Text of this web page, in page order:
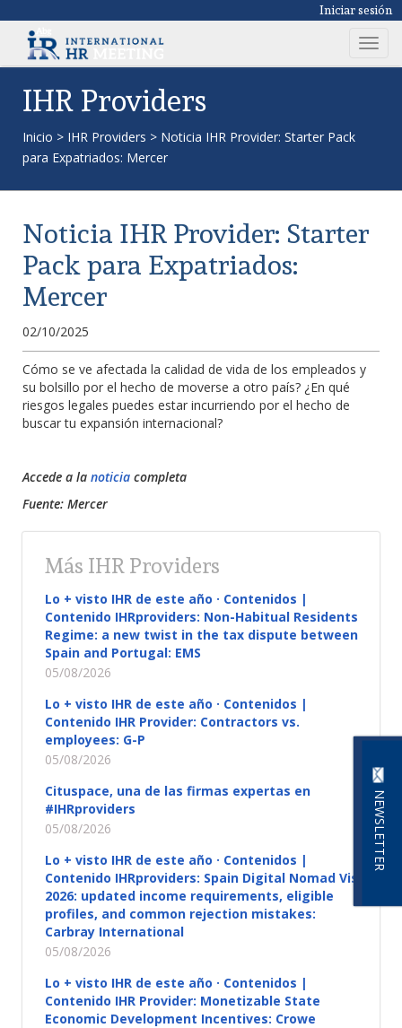
Iniciar sesión
T
o
a
i
n
NEWSLETTER
IHR Providers
Inicio > IHR Providers > Noticia IHR Provider: Starter Pack
para Expatriados: Mercer
Noticia IHR Provider: Starter
Pack para Expatriados:
Mercer
02/10/2025
Cómo se ve afectada la calidad de vida de los empleados y
su bolsillo por el hecho de moverse a otro país? ¿En qué
riesgos legales puedes estar incurriendo por el hecho de
buscar tu expansión internacional?
Accede a la noticia completa
Fuente: Mercer
Más IHR Providers
Lo + visto IHR de este año · Contenidos |
Contenido IHRproviders: Non-Habitual Residents
Regime: a new twist in the tax dispute between
Spain and Portugal: EMS
05/08/2026
Lo + visto IHR de este año · Contenidos |
Contenido IHR Provider: Contractors vs.
employees: G-P
05/08/2026
Cituspace, una de las firmas expertas en
#IHRproviders
05/08/2026
Lo + visto IHR de este año · Contenidos |
Contenido IHRproviders: Spain Digital Nomad Visa
2026: updated income requirements, eligible
profiles, and common rejection mistakes:
Carbray International
05/08/2026
Lo + visto IHR de este año · Contenidos |
Contenido IHR Provider: Monetizable State
Economic Development Incentives: Crowe